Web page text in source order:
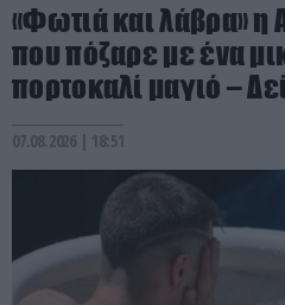
«Φωτιά και λάβρα» η
που πόζαρε με ένα
πορτοκαλί μαγιό –
07.08.2026 | 18:51